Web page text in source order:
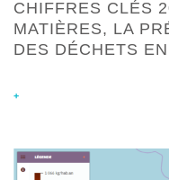
CHIFFRES CLÉS
MATIÈRES, LA
DES DÉCHETS
+